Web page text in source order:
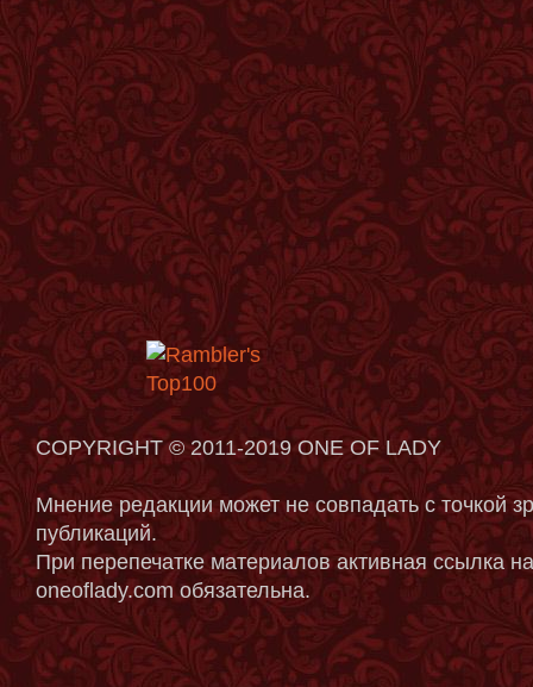
COPYRIGHT © 2011-2019 ONE OF LADY
Мнение редакции может не совпадать с точкой
публикаций.
При перепечатке материалов активная ссылка
oneoflady.com обязательна.